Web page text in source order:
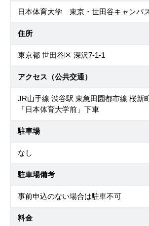
日本体育大学 東京・世田谷キャンパ
住所
東京都 世田谷区 深沢7-1-1
アクセス（公共交通）
JR山手線 渋谷駅 東急田園都市線 桜新
「日本体育大学前」下車
駐車場
なし
駐車場備考
事前申込のない場合は駐車不可
料金